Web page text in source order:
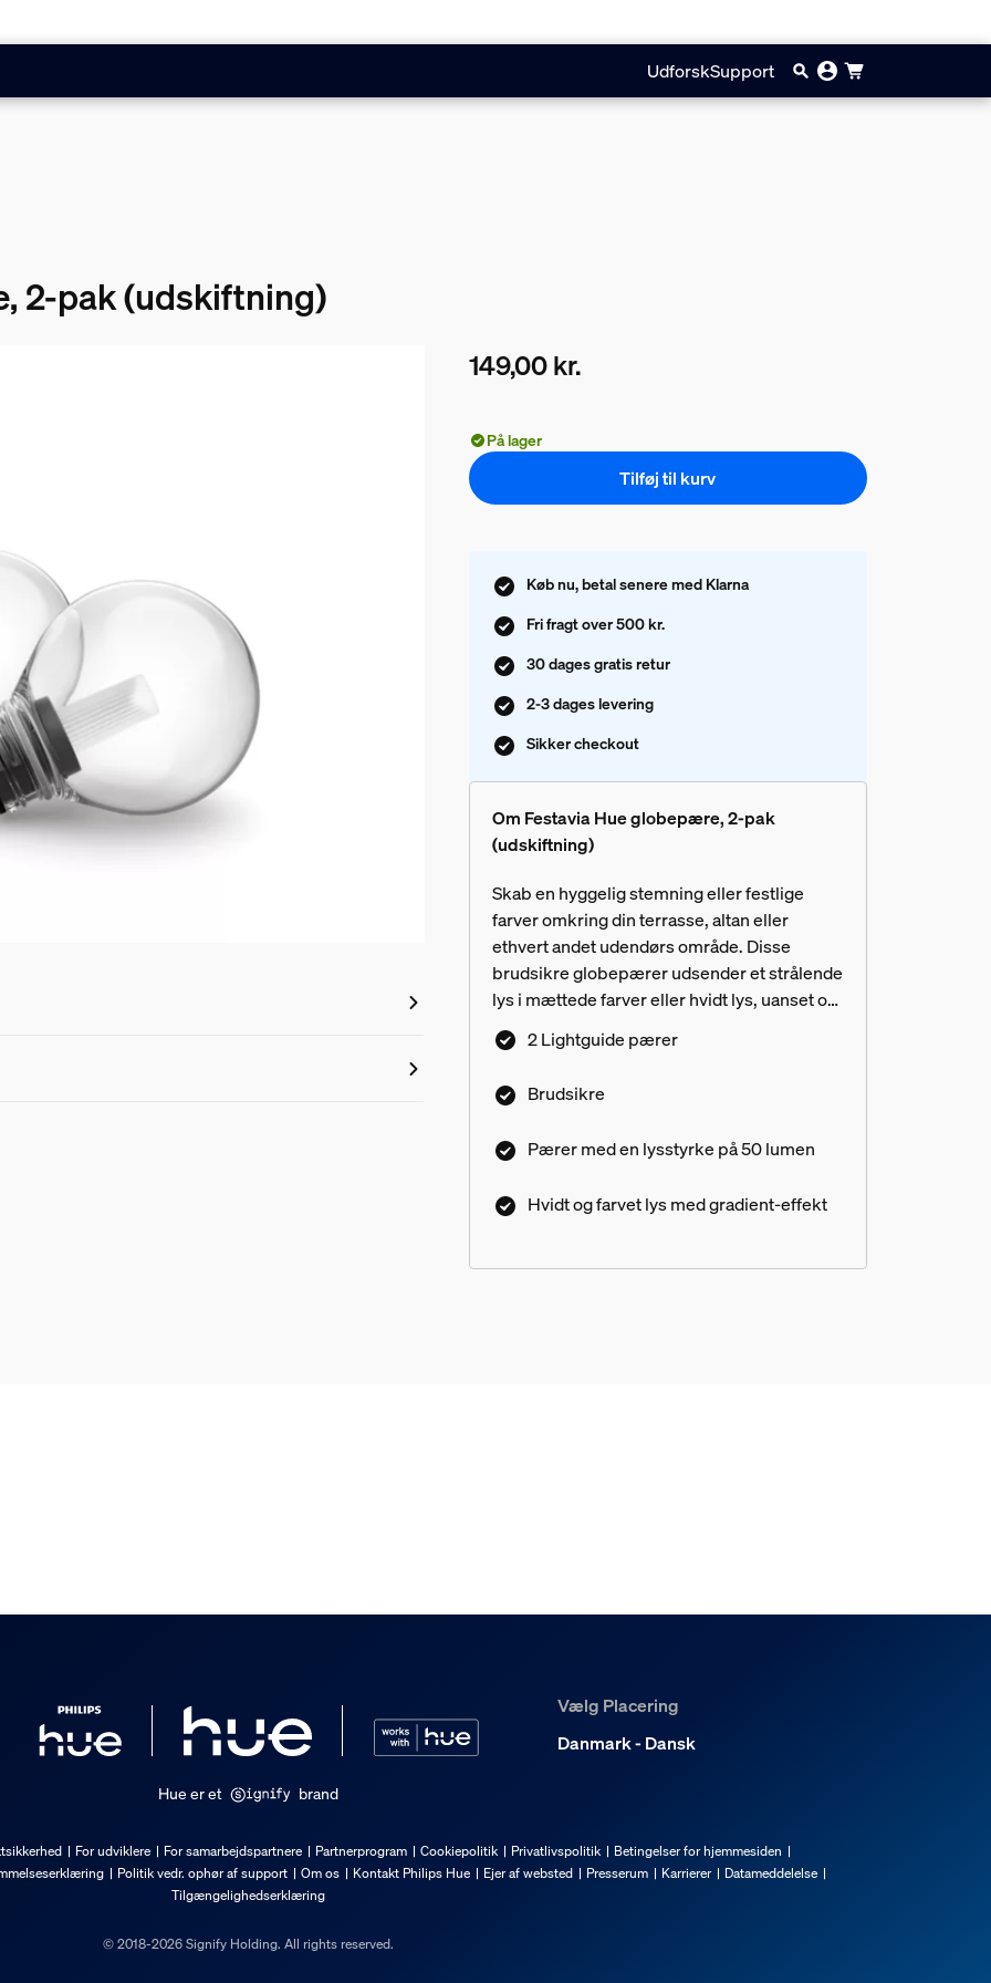
UdforskSupport
2-pak (udskiftning)
149,00 kr.
På lager
Tilføj til kurv
Køb nu, betal senere med Klarna
Fri fragt over 500 kr.
30 dages gratis retur
2-3 dages levering
Sikker checkout
Om Festavia Hue globepære, 2-pak
(udskiftning)
Skab en hyggelig stemning eller festlige
farver omkring din terrasse, altan eller
ethvert andet udendørs område. Disse
brudsikre globepærer udsender et strålende
lys i mættede farver eller hvidt lys, uanset om
du skaber en lysgradient eller animerede
lyseffekter. Det sikre lavvoltssystem gør det
stikkontakt ved hjælp af den medfølgende
2 Lightguide pærer
Brudsikre
Pærer med en lysstyrke på 50 lumen
Hvidt og farvet lys med gradient-effekt
Vælg Placering
Danmark - Dansk
Hue er et brand
For udviklere For samarbejdspartnere Partnerprogram Cookiepolitik Privatlivspolitik
Betingelser for hjemmesiden
Politik vedr. ophør af support Om os Kontakt Philips Hue Ejer af websted Presserum Karrierer
Datameddelelse
Tilgængelighedserklæring
© 2018-2026 Signify Holding. All rights reserved.